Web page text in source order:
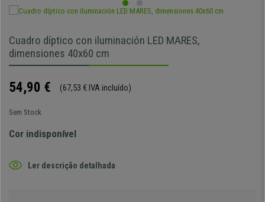
Cuadro díptico con iluminación LED MARES,
dimensiones 40x60 cm
54,90 € (67,53 € IVA incluído)
Sem Stock
Cor indisponível
Ler descrição detalhada